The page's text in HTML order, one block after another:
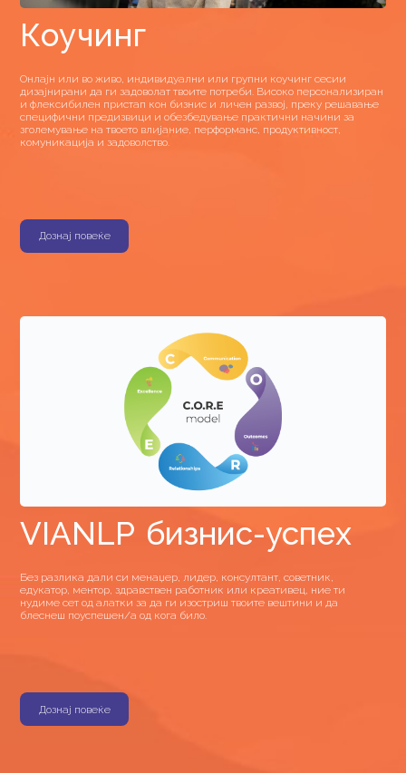
Коучинг
Онлајн или во живо, индивидуални или групни коучинг сесии
дизајнирани да ги задоволат твоите потреби. Високо персонализиран
и флексибилен пристап кон бизнис и личен развој, преку решавање
специфични предизвици и обезбедување практични начини за
зголемување на твоето влијание, перформанс, продуктивност,
комуникација и задоволство.
Дознај повеќе
VIANLP бизнис-успех
Без разлика дали си менаџер, лидер, консултант, советник,
едукатор, ментор, здравствен работник или креативец, ние ти
нудиме сет од алатки за да ги изостриш твоите вештини и да
блеснеш поуспешен/а од кога било.
Дознај повеќе